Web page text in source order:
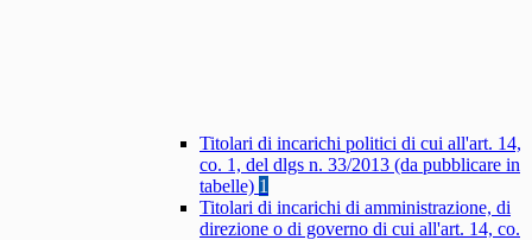
Titolari di incarichi politici di cui all'art. 14,
co. 1, del dlgs n. 33/2013 (da pubblicare in
tabelle) 1
Titolari di incarichi di amministrazione, di
direzione o di governo di cui all'art. 14, co.